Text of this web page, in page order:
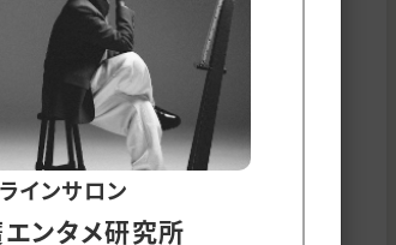
るラグジュアリーサービスと、残
ビスに触れ、「ラグジュアリー」
何に紐づいているか？を知りま
インサロン
ンタメ研究所